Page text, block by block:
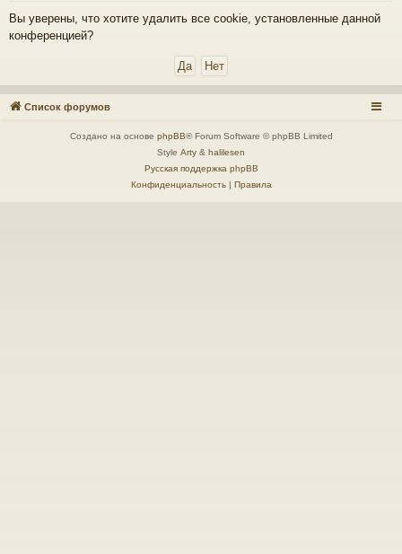
ел
и
ия
Вы уверены, что хотите удалить все cookie, установленные данной
конференцией?
Список форумов
Создано на основе phpBB® Forum Software © phpBB Limited
Style Arty & halilesen
Русская поддержка phpBB
Конфиденциальность| Правила